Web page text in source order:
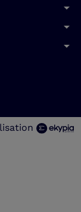
arrow_drop_down
arrow_drop_down
arrow_drop_down